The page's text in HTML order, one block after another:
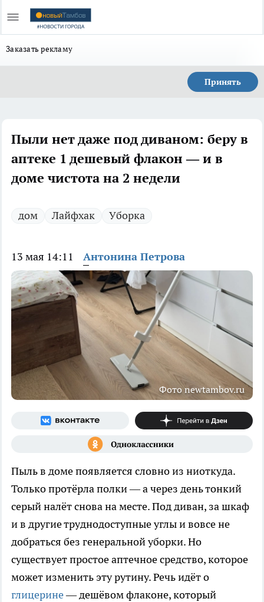
Заказать рекламу
Принять
Пыли нет даже под диваном: беру в
аптеке 1 дешевый флакон — и в
доме чистота на 2 недели
дом Лайфхак Уборка
13 мая 14:11 Антонина Петрова
Фото newtambov.ru
Пыль в доме появляется словно из ниоткуда.
Только протёрла полки — а через день тонкий
серый налёт снова на месте. Под диван, за шкаф
и в другие труднодоступные углы и вовсе не
добраться без генеральной уборки. Но
существует простое аптечное средство, которое
может изменить эту рутину. Речь идёт о
глицерине— дешёвом флаконе, который